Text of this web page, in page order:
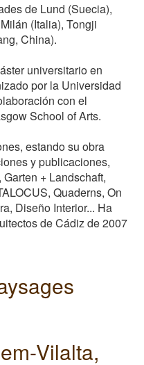
de Lund (Suecia),
(Italia), Tongji
China).
universitario en
por la Universidad
con el
School of Arts.
estando su obra
y publicaciones,
+ Landschaft,
Quaderns, On
Diseño Interior... Ha
de Cádiz de 2007
Vilalta,